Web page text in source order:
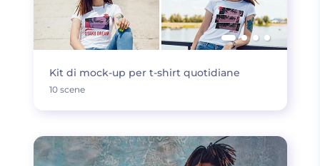
Kit di mock-up per t-shirt quotidiane
10 scene